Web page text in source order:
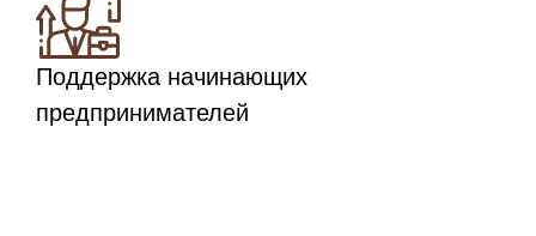
Поддержка начинающих
предпринимателей